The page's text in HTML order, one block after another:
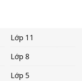
Lớp 11
Lớp 8
Lớp 5